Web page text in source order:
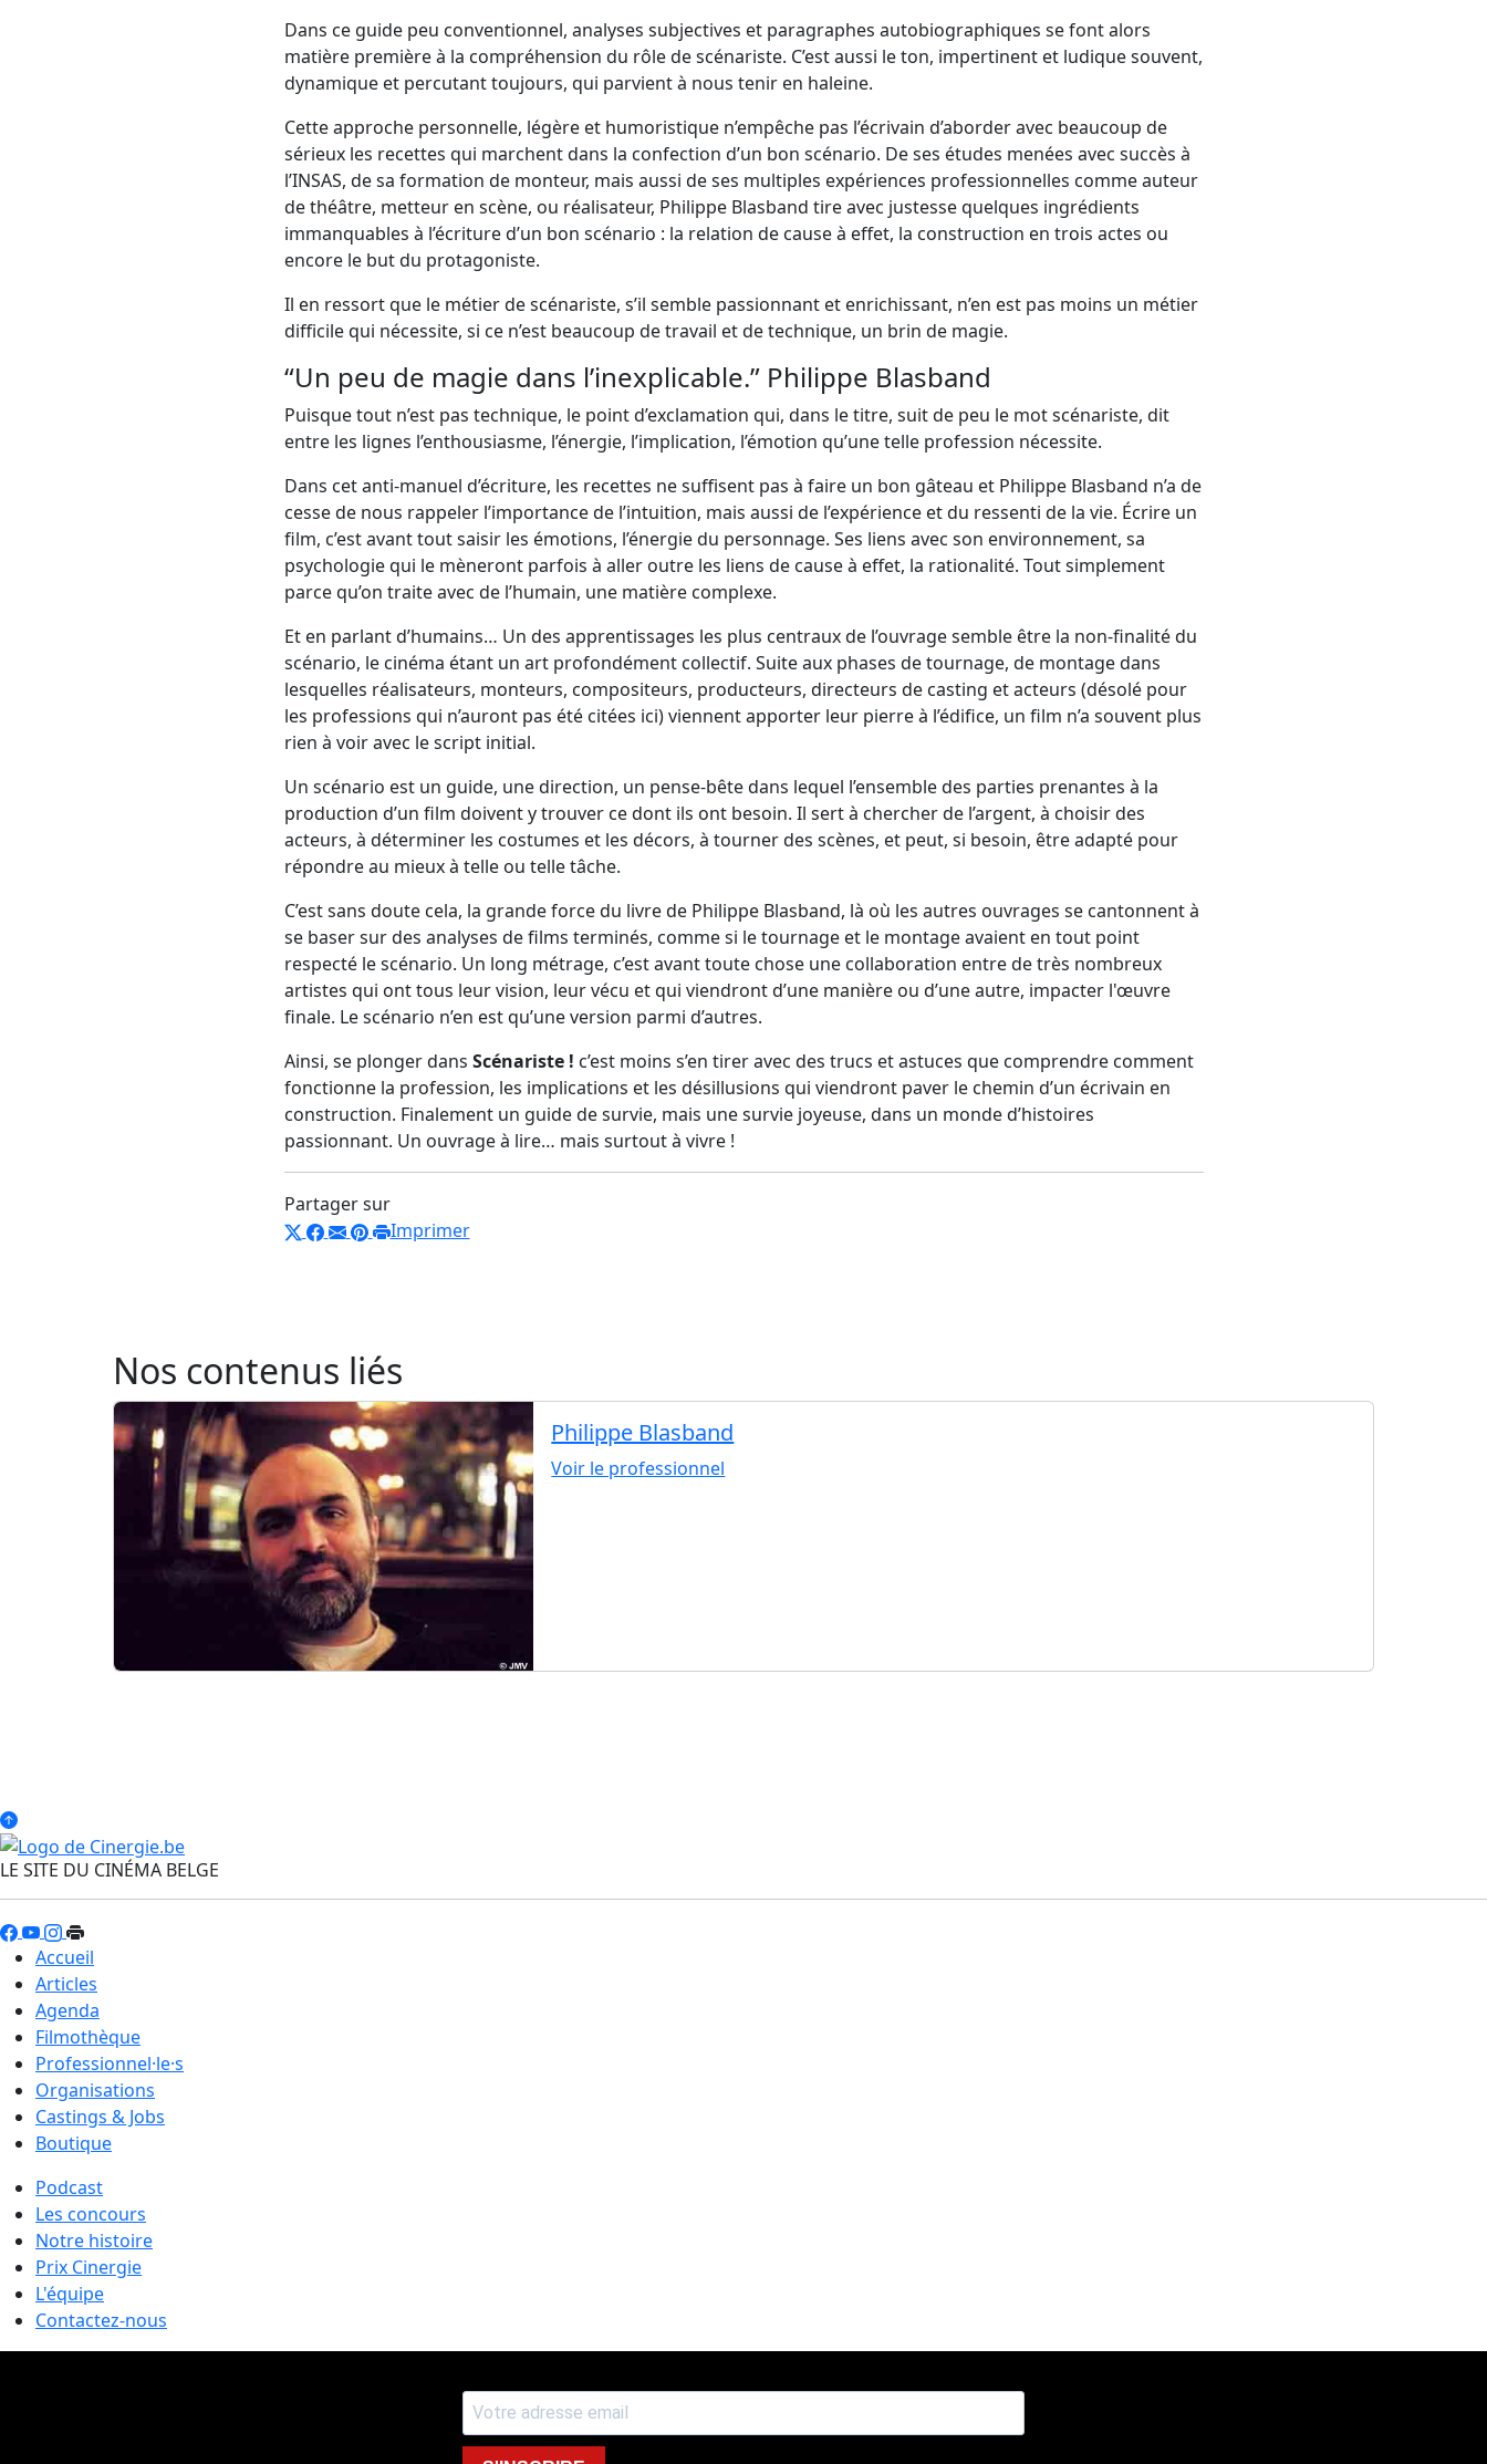
Dans ce guide peu conventionnel, analyses subjectives et paragraphes autobiographiques se font alors
matière première à la compréhension du rôle de scénariste. C’est aussi le ton, impertinent et ludique souvent,
dynamique et percutant toujours, qui parvient à nous tenir en haleine.
Cette approche personnelle, légère et humoristique n’empêche pas l’écrivain d’aborder avec beaucoup de
sérieux les recettes qui marchent dans la confection d’un bon scénario. De ses études menées avec succès à
l’INSAS, de sa formation de monteur, mais aussi de ses multiples expériences professionnelles comme auteur
de théâtre, metteur en scène, ou réalisateur, Philippe Blasband tire avec justesse quelques ingrédients
immanquables à l’écriture d’un bon scénario : la relation de cause à effet, la construction en trois actes ou
encore le but du protagoniste.
Il en ressort que le métier de scénariste, s’il semble passionnant et enrichissant, n’en est pas moins un métier
difficile qui nécessite, si ce n’est beaucoup de travail et de technique, un brin de magie.
“Un peu de magie dans l’inexplicable.” Philippe Blasband
Puisque tout n’est pas technique, le point d’exclamation qui, dans le titre, suit de peu le mot scénariste, dit
entre les lignes l’enthousiasme, l’énergie, l’implication, l’émotion qu’une telle profession nécessite.
Dans cet anti-manuel d’écriture, les recettes ne suffisent pas à faire un bon gâteau et Philippe Blasband n’a de
cesse de nous rappeler l’importance de l’intuition, mais aussi de l’expérience et du ressenti de la vie. Écrire un
film, c’est avant tout saisir les émotions, l’énergie du personnage. Ses liens avec son environnement, sa
psychologie qui le mèneront parfois à aller outre les liens de cause à effet, la rationalité. Tout simplement
parce qu’on traite avec de l’humain, une matière complexe.
Et en parlant d’humains… Un des apprentissages les plus centraux de l’ouvrage semble être la non-finalité du
scénario, le cinéma étant un art profondément collectif. Suite aux phases de tournage, de montage dans
lesquelles réalisateurs, monteurs, compositeurs, producteurs, directeurs de casting et acteurs (désolé pour
les professions qui n’auront pas été citées ici) viennent apporter leur pierre à l’édifice, un film n’a souvent plus
rien à voir avec le script initial.
Un scénario est un guide, une direction, un pense-bête dans lequel l’ensemble des parties prenantes à la
production d’un film doivent y trouver ce dont ils ont besoin. Il sert à chercher de l’argent, à choisir des
acteurs, à déterminer les costumes et les décors, à tourner des scènes, et peut, si besoin, être adapté pour
répondre au mieux à telle ou telle tâche.
C’est sans doute cela, la grande force du livre de Philippe Blasband, là où les autres ouvrages se cantonnent à
se baser sur des analyses de films terminés, comme si le tournage et le montage avaient en tout point
respecté le scénario. Un long métrage, c’est avant toute chose une collaboration entre de très nombreux
artistes qui ont tous leur vision, leur vécu et qui viendront d’une manière ou d’une autre, impacter l'œuvre
finale. Le scénario n’en est qu’une version parmi d’autres.
Ainsi, se plonger dans Scénariste ! c’est moins s’en tirer avec des trucs et astuces que comprendre comment
fonctionne la profession, les implications et les désillusions qui viendront paver le chemin d’un écrivain en
construction. Finalement un guide de survie, mais une survie joyeuse, dans un monde d’histoires
passionnant. Un ouvrage à lire… mais surtout à vivre !
Partager sur
Imprimer
Nos contenus liés
Philippe Blasband
Voir le professionnel
LE SITE DU CINÉMA BELGE
Accueil
Articles
Agenda
Filmothèque
Professionnel·le·s
Organisations
Castings & Jobs
Boutique
Podcast
Les concours
Notre histoire
Prix Cinergie
L'équipe
Contactez-nous